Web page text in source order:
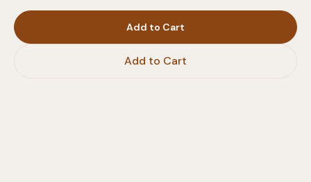
Add to Cart
Add to Cart
Write a review